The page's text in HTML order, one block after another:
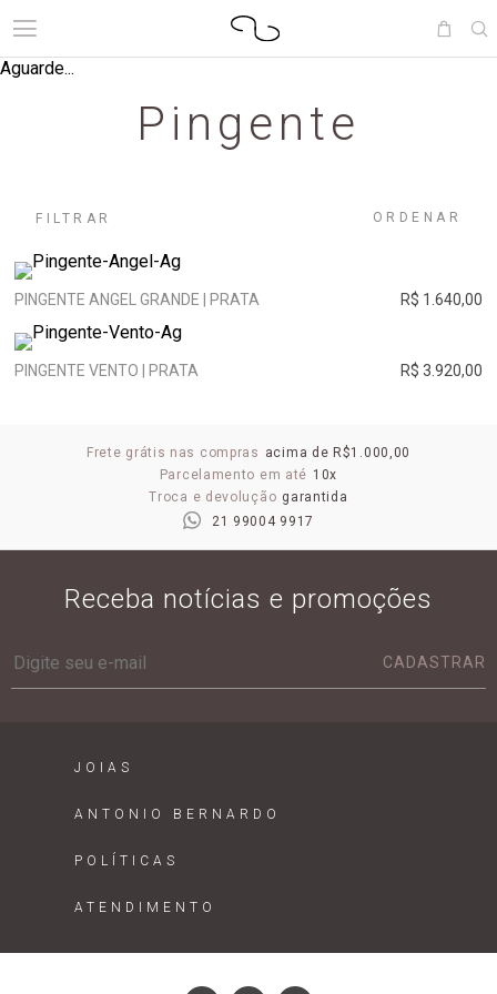
Aguarde...
Pingente
FILTRAR ORDENAR
PINGENTE ANGEL GRANDE | PRATA R$ 1.640,00
PINGENTE VENTO | PRATA R$ 3.920,00
Frete grátis nas compras acima de R$1.000,00
Parcelamento em até 10x
Troca e devolução garantida
21 99004 9917
Receba notícias e promoções
CADASTRAR
JOIAS
ANTONIO BERNARDO
POLÍTICAS
ATENDIMENTO